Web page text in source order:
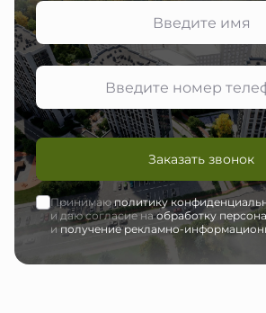
Заказать звонок
Принимаюполитику
и даю согласие наобработку
иполучение рекламно-